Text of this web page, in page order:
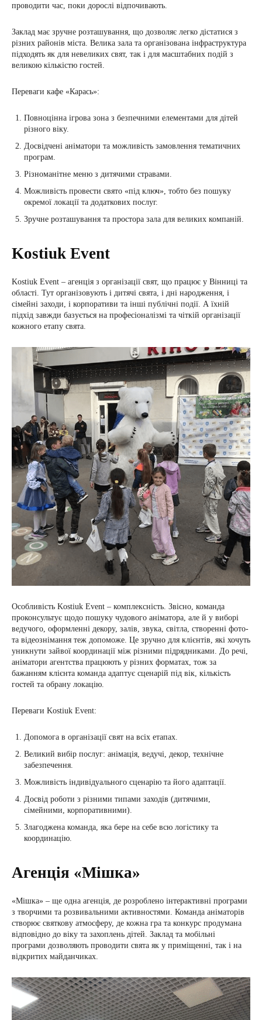
проводити час, поки дорослі відпочивають.
Заклад має зручне розташування, що дозволяє легко дістатися з
різних районів міста. Велика зала та організована інфраструктура
підходять як для невеликих свят, так і для масштабних подій з
великою кількістю гостей.
Переваги кафе «Карась»:
Повноцінна ігрова зона з безпечними елементами для дітей
різного віку.
Досвідчені аніматори та можливість замовлення тематичних
програм.
Різноманітне меню з дитячими стравами.
Можливість провести свято «під ключ», тобто без пошуку
окремої локації та додаткових послуг.
Зручне розташування та простора зала для великих компаній.
Kostiuk Event
Kostiuk Event – агенція з організації свят, що працює у Вінниці та
області. Тут організовують і дитячі свята, і дні народження, і
сімейні заходи, і корпоративи та інші публічні події. А їхній
підхід завжди базується на професіоналізмі та чіткій організації
кожного етапу свята.
Особливість Kostiuk Event – комплексність. Звісно, команда
проконсультує щодо пошуку чудового аніматора, але й у виборі
ведучого, оформленні декору, залів, звука, світла, створенні фото-
та відеознімання теж допоможе. Це зручно для клієнтів, які хочуть
уникнути зайвої координації між різними підрядниками. До речі,
аніматори агентства працюють у різних форматах, тож за
бажанням клієнта команда адаптує сценарій під вік, кількість
гостей та обрану локацію.
Переваги Kostiuk Event:
Допомога в організації свят на всіх етапах.
Великий вибір послуг: анімація, ведучі, декор, технічне
забезпечення.
Можливість індивідуального сценарію та його адаптації.
Досвід роботи з різними типами заходів (дитячими,
сімейними, корпоративними).
Злагоджена команда, яка бере на себе всю логістику та
координацію.
Агенція «Мішка»
«Мішка» – ще одна агенція, де розроблено інтерактивні програми
з творчими та розвивальними активностями. Команда аніматорів
створює святкову атмосферу, де кожна гра та конкурс продумана
відповідно до віку та захоплень дітей. Заклад та мобільні
програми дозволяють проводити свята як у приміщенні, так і на
відкритих майданчиках.